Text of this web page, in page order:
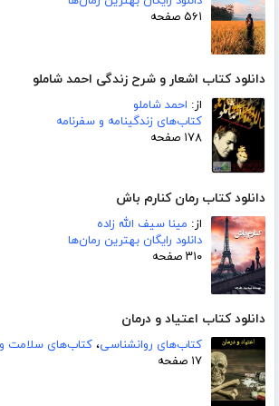
۵۶۱ صفحه
دانلود کتاب اشعار و شرح زندگی احمد شاملو
از: احمد شاملو
کتاب‌های زندگینامه و سفرنامه
۱۷۸ صفحه
دانلود کتاب رمان کنارم باش
از: مینا سیف الله زاده
دانلود رایگان بهترین رمان‌ها
۳۱۰ صفحه
دانلود کتاب اعتیاد و درمان
کتاب‌های روانشناسی، کتاب‌های سلامت
۱۷ صفحه